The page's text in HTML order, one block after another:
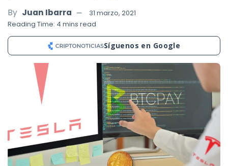
By Juan Ibarra
31 marzo, 2021
Reading Time: 4 mins read
Síguenos en Google